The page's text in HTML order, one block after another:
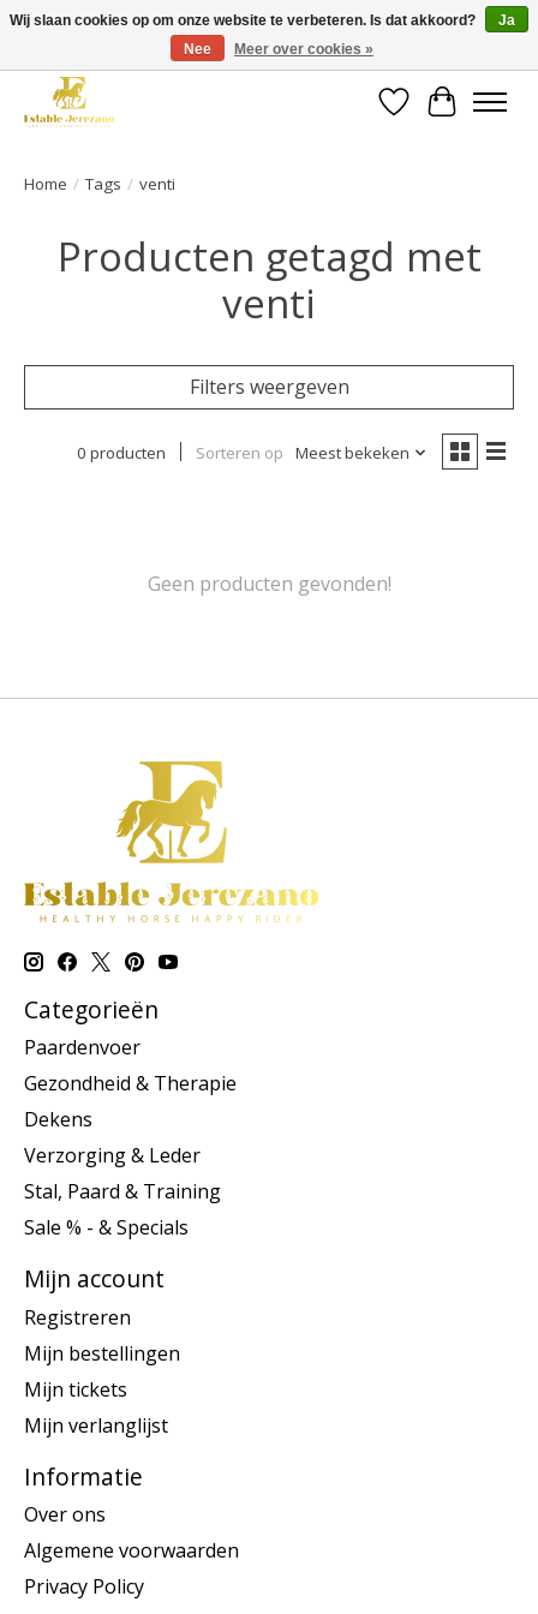
Gratis verzending vanaf €49 op een groot deel van ons assortiment
Verlanglijst
Home / Tags / venti
Producten getagd met
venti
Filters weergeven
0 producten Sorteren op Meest bekeken
Geen producten gevonden!
Categorieën
Paardenvoer
Gezondheid & Therapie
Dekens
Verzorging & Leder
Stal, Paard & Training
Sale % - & Specials
Mijn account
Registreren
Mijn bestellingen
Mijn tickets
Mijn verlanglijst
Informatie
Over ons
Algemene voorwaarden
Privacy Policy
Wij slaan cookies op om onze website te verbeteren. Is dat akkoord?
Ja
Nee
Meer over cookies »